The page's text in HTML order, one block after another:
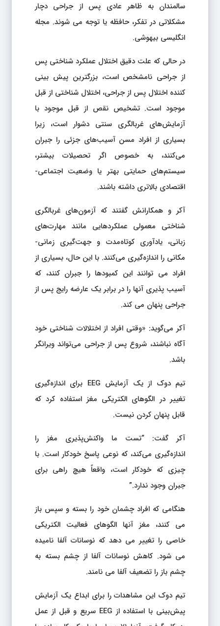
سالمندان به ظاهر عادی پس از جراحی دچار
مشکلاتی در تفکر، حافظه یا توجه می شوند. مجله
انگلیسی بیهوشی.
در حالی که علت دقیق اختلال عملکرد شناختی پس
از جراحی نامشخص است، بزرگترین پیش بینی
کننده اختلال پس از جراحی، اختلال شناختی از قبل
موجود است. تشخیص نقص از قبل موجود با
آزمایش‌های غربالگری سنتی دشوار است، زیرا
بسیاری از افراد مسن آسیب‌های جزئی را جبران
می‌کنند، به خصوص اگر تحصیلات بیشتر،
سیستم‌های حمایتی بهتر یا وضعیت اجتماعی-
اقتصادی بالاتری داشته باشند.
آکر و همکارانش گفتند که آزمون‌های غربالگری
شناختی معمولی عملکردهایی مانند مهارت‌های
زبانی، یادآوری کوتاه‌مدت و جهت‌گیری زمانی-
مکانی را اندازه‌گیری می‌کنند. با این حال، بسیاری از
افراد می توانند این کمبودها را جبران کنند، که
آسیب پذیری آنها را در برابر یک عارضه رایج پس از
جراحی پنهان می کند.
آکر می‌گوید: «وقتی افراد از اختلالات شناختی خود
آگاه نباشند، شروع پس از جراحی می‌تواند ویرانگر
باشد.
تیم دوک از یک آزمایش EEG برای اندازه‌گیری
تغییر در الگوهای الکتریکی مغز استفاده کرد که
قابل پنهان کردن نیست.
آکر گفت: “تست ما واکنش‌پذیری مغز را
اندازه‌گیری می‌کند، که نوعی پاسخ خودکار است. با
چیزی که خودکار است، واقعاً هیچ راهی برای
جبران وجود ندارد.”
هنگامی که افراد چشمان خود را بسته و سپس باز
می کنند، مغز آنها الگوهای فعالیت الکتریکی
خاصی را تغییر می دهد که نوسانات آلفا نامیده
می شود. کاهش نوسانات آلفا از چشم بسته به
چشم باز را تضعیف آلفا می نامند.
تیم دوک این مشاهدات را برای ابداع یک آزمایش
پیش‌بینی با استفاده از EEG سریع و قبل از عمل